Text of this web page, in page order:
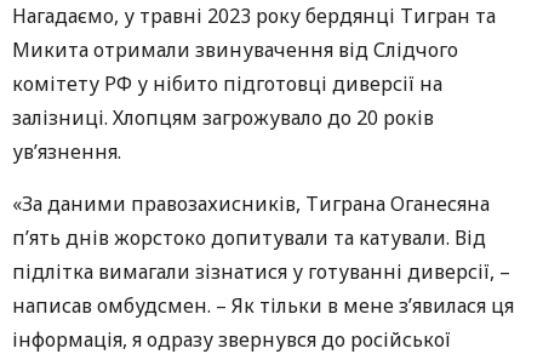
Нагадаємо, у травні 2023 року бердянці Тигран та
Микита отримали звинувачення від Слідчого
комітету РФ у нібито підготовці диверсії на
залізниці. Хлопцям загрожувало до 20 років
ув’язнення.
«За даними правозахисників, Тиграна Оганесяна
п’ять днів жорстоко допитували та катували. Від
підлітка вимагали зізнатися у готуванні диверсії, –
написав омбудсмен. – Як тільки в мене з’явилася ця
інформація, я одразу звернувся до російської